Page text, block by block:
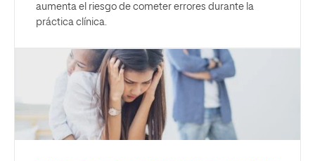
aumenta el riesgo de cometer errores durante la
práctica clínica.